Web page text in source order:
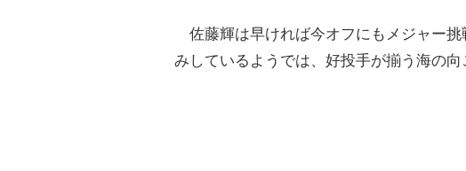
佐藤輝は早ければ今オフにもメジャー
みしているようでは、好投手が揃う海の向